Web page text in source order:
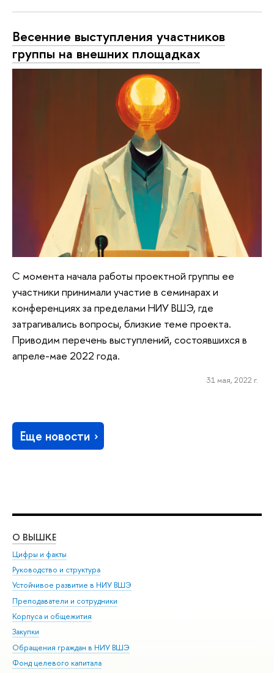
Весенние выступления участников
группы на внешних площадках
С момента начала работы проектной группы ее
участники принимали участие в семинарах и
конференциях за пределами НИУ ВШЭ, где
затрагивались вопросы, близкие теме проекта.
Приводим перечень выступлений, состоявшихся в
апреле-мае 2022 года.
31 мая, 2022 г.
Еще новости
О ВЫШКЕ
Цифры и факты
Руководство и структура
Устойчивое развитие в НИУ ВШЭ
Преподаватели и сотрудники
Корпуса и общежития
Закупки
Обращения граждан в НИУ ВШЭ
Фонд целевого капитала